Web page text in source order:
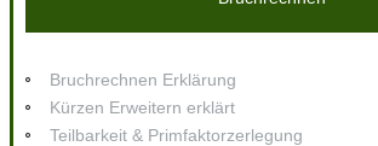
Bruchrechnen Erklärung
Kürzen Erweitern erklärt
Teilbarkeit & Primfaktorzerlegung